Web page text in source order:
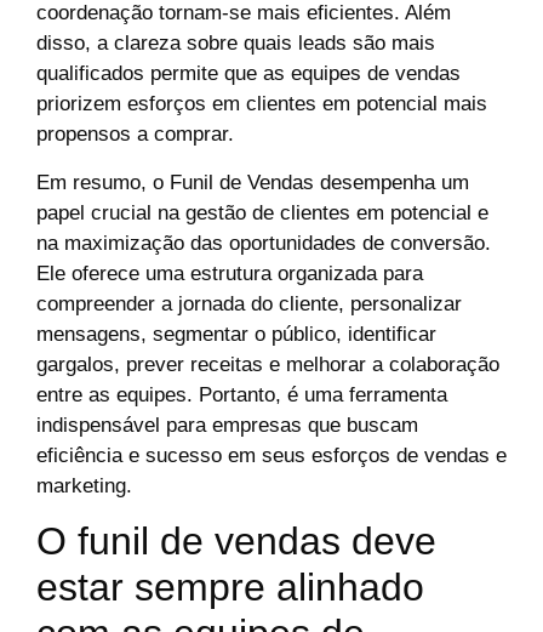
coordenação tornam-se mais eficientes. Além
disso, a clareza sobre quais leads são mais
qualificados permite que as equipes de vendas
priorizem esforços em clientes em potencial mais
propensos a comprar.
Em resumo, o Funil de Vendas desempenha um
papel crucial na gestão de clientes em potencial e
na maximização das oportunidades de conversão.
Ele oferece uma estrutura organizada para
compreender a jornada do cliente, personalizar
mensagens, segmentar o público, identificar
gargalos, prever receitas e melhorar a colaboração
entre as equipes. Portanto, é uma ferramenta
indispensável para empresas que buscam
eficiência e sucesso em seus esforços de vendas e
marketing.
O funil de vendas deve
estar sempre alinhado